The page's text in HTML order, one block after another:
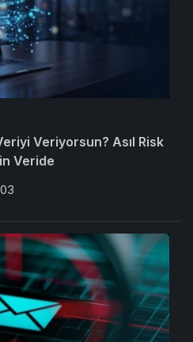
Veriyorsun? Asıl Risk
Veride